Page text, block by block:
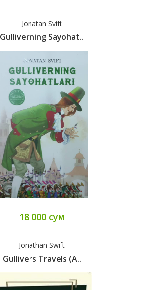
Jonatan Svift
Gulliverning Sayohat..
18 000 сум
Jonathan Swift
Gullivers Travels (A..